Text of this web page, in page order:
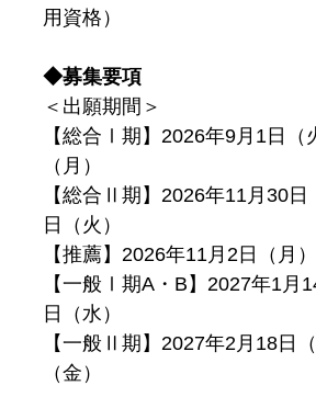
用資格）
◆募集要項
＜出願期間＞
【総合Ⅰ期】2026年9月1日（
（月）
【総合Ⅱ期】2026年11月30日
日（火）
【推薦】2026年11月2日（月
【一般Ⅰ期A・B】2027年1月
日（水）
【一般Ⅱ期】2027年2月18日
（金）